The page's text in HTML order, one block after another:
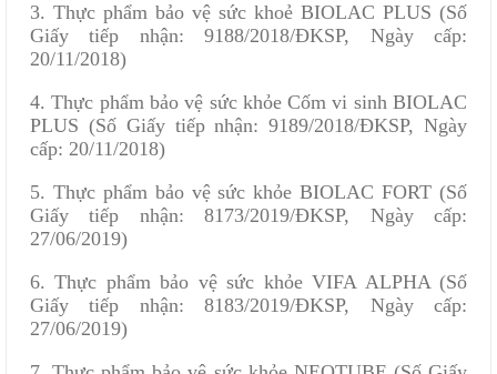
3. Thực phẩm bảo vệ sức khoẻ BIOLAC PLUS (Số
Giấy tiếp nhận: 9188/2018/ĐKSP, Ngày cấp:
20/11/2018)
4. Thực phẩm bảo vệ sức khỏe Cốm vi sinh BIOLAC
PLUS (Số Giấy tiếp nhận: 9189/2018/ĐKSP, Ngày
cấp: 20/11/2018)
5. Thực phẩm bảo vệ sức khỏe BIOLAC FORT (Số
Giấy tiếp nhận: 8173/2019/ĐKSP, Ngày cấp:
27/06/2019)
6. Thực phẩm bảo vệ sức khỏe VIFA ALPHA (Số
Giấy tiếp nhận: 8183/2019/ĐKSP, Ngày cấp:
27/06/2019)